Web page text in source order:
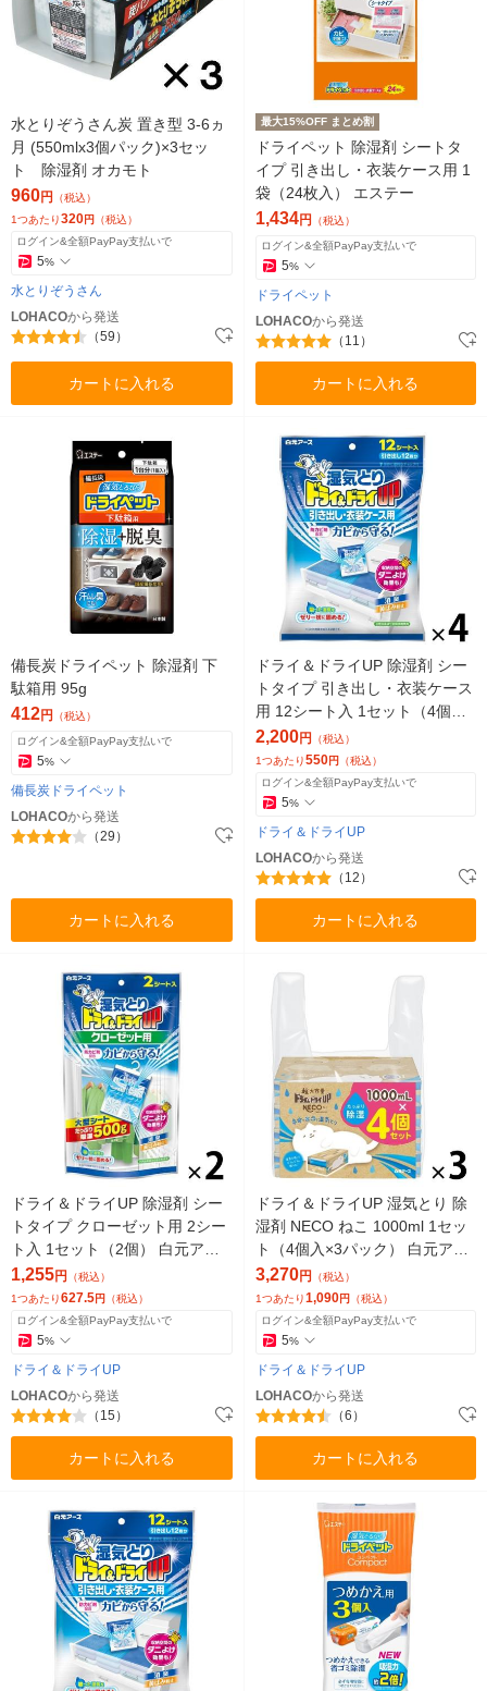
水とりぞうさん炭 置き型 3-6ヵ
月 (550mlx3個パック)×3セッ
ト 除湿剤 オカモト
960円 （税込）
1つあたり320円 （税込）
ログイン&全額PayPay支払いで
5%
水とりぞうさん
LOHACOから発送
（59）
カートに入れる
最大15%OFF まとめ割
ドライペット 除湿剤 シートタ
イプ 引き出し・衣装ケース用 1
袋（24枚入） エステー
1,434円 （税込）
ログイン&全額PayPay支払いで
5%
ドライペット
LOHACOから発送
（11）
カートに入れる
備長炭ドライペット 除湿剤 下
駄箱用 95g
412円 （税込）
ログイン&全額PayPay支払いで
5%
備長炭ドライペット
LOHACOから発送
（29）
カートに入れる
ドライ＆ドライUP 除湿剤 シー
トタイプ 引き出し・衣装ケース
用 12シート入 1セット（4個）
白元アース
2,200円
（税込）
1つあたり550円 （税込）
ログイン&全額PayPay支払いで
5%
ドライ＆ドライUP
LOHACOから発送
（12）
カートに入れる
ドライ＆ドライUP 除湿剤 シー
トタイプ クローゼット用 2シー
ト入 1セット（2個） 白元アー
ス
1,255円 （税込）
1つあたり627.5円 （税込）
ログイン&全額PayPay支払いで
5%
ドライ＆ドライUP
LOHACOから発送
（15）
カートに入れる
ドライ＆ドライUP 湿気とり 除
湿剤 NECO ねこ 1000ml 1セッ
ト（4個入×3パック） 白元アー
ス
3,270円 （税込）
1つあたり1,090円 （税込）
ログイン&全額PayPay支払いで
5%
ドライ＆ドライUP
LOHACOから発送
（6）
カートに入れる